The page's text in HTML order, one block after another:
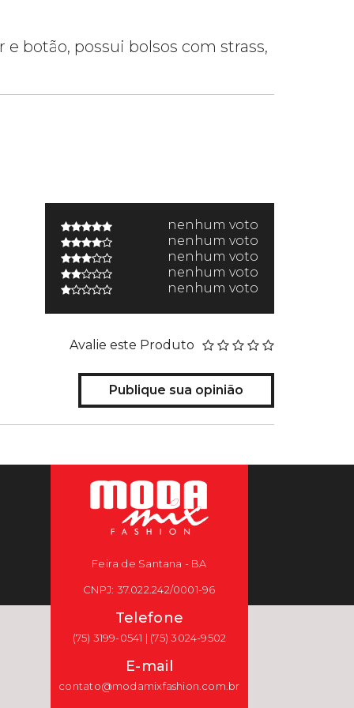
botão, possui bolsos com strass,
nenhum voto
nenhum voto
nenhum voto
nenhum voto
nenhum voto
Avalie este Produto
Publique sua opinião
Feira de Santana - BA
CNPJ: 37.022.242/0001-96
Telefone
(75) 3199-0541 | (75) 3024-9502
E-mail
contato@modamixfashion.com.br